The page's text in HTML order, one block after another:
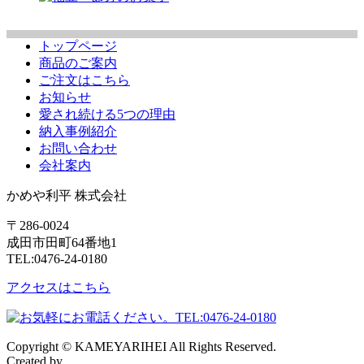
トップページ
商品のご案内
ご注文はこちら
お知らせ
愛され続ける5つの理由
納入事例紹介
お問い合わせ
会社案内
かめや利平 株式会社
〒286-0024
成田市田町64番地1
TEL:0476-24-0180
アクセスはこちら
Copyright © KAMEYARIHEI All Rights Reserved.